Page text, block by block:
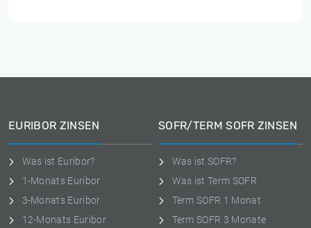
EURIBOR ZINSEN
Was ist Euribor?
1-Monats Euribor
3-Monats Euribor
12-Monats Euribor
SOFR/TERM SOFR ZINSEN
Was ist SOFR?
Was ist Term SOFR
Term SOFR 1 Monat
Term SOFR 3 Monate